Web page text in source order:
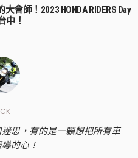
會師！2023 HONDA RIDERS Day
中！
思，有的是一顆想把所有車
的心！